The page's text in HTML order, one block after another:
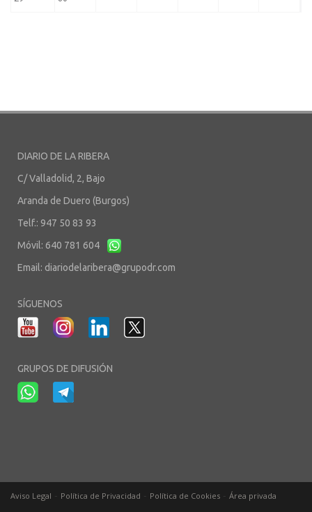
DIARIO DE LA RIBERA
C/ Valladolid, 2, Bajo
Aranda de Duero (Burgos)
Telf.: 947 50 83 93
Móvil: 640 781 604
Email: diariodelaribera@grupodr.com
SÍGUENOS
GRUPOS DE DIFUSIÓN
Aviso Legal Política de Privacidad Política de Cookies Área privada